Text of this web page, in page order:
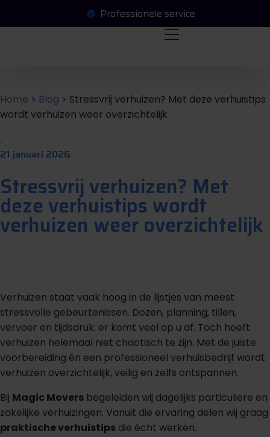
Professionele service
Home > Blog > Stressvrij verhuizen? Met deze verhuistips
wordt verhuizen weer overzichtelijk
.
21 januari 2026
Stressvrij verhuizen? Met
deze verhuistips wordt
verhuizen weer overzichtelijk
Verhuizen staat vaak hoog in de lijstjes van meest
stressvolle gebeurtenissen. Dozen, planning, tillen,
vervoer en tijdsdruk: er komt veel op u af. Toch hoeft
verhuizen helemaal niet chaotisch te zijn. Met de juiste
voorbereiding én een professioneel verhuisbedrijf wordt
verhuizen overzichtelijk, veilig en zelfs ontspannen.
Bij Magic Movers begeleiden wij dagelijks particuliere en
zakelijke verhuizingen. Vanuit die ervaring delen wij graag
praktische verhuistips die écht werken.